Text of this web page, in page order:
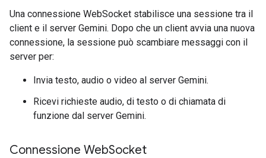
Una connessione WebSocket stabilisce una sessione tra il
client e il server Gemini. Dopo che un client avvia una nuova
connessione, la sessione può scambiare messaggi con il
server per:
Invia testo, audio o video al server Gemini.
Ricevi richieste audio, di testo o di chiamata di
funzione dal server Gemini.
Connessione WebSocket